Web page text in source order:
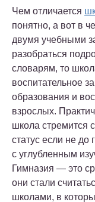
Чем отличается
понятно, а вот в
двумя учебными
разобраться
словарям, то
воспитательное
образования и
взрослых.
школа стремится
статус если не
с углубленным
Гимназия — это
они стали
школами, в